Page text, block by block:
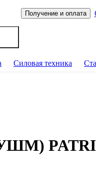
Получение и оплата
Силовая техника